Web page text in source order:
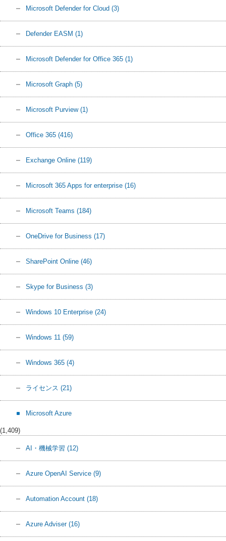
Microsoft Defender for Cloud (3)
Defender EASM (1)
Microsoft Defender for Office 365 (1)
Microsoft Graph (5)
Microsoft Purview (1)
Office 365 (416)
Exchange Online (119)
Microsoft 365 Apps for enterprise (16)
Microsoft Teams (184)
OneDrive for Business (17)
SharePoint Online (46)
Skype for Business (3)
Windows 10 Enterprise (24)
Windows 11 (59)
Windows 365 (4)
ライセンス (21)
Microsoft Azure
(1,409)
AI・機械学習 (12)
Azure OpenAI Service (9)
Automation Account (18)
Azure Adviser (16)